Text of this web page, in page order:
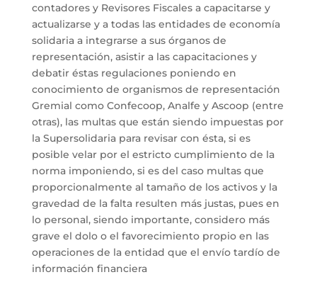
contadores y Revisores Fiscales a capacitarse y
actualizarse y a todas las entidades de economía
solidaria a integrarse a sus órganos de
representación, asistir a las capacitaciones y
debatir éstas regulaciones poniendo en
conocimiento de organismos de representación
Gremial como Confecoop, Analfe y Ascoop (entre
otras), las multas que están siendo impuestas por
la Supersolidaria para revisar con ésta, si es
posible velar por el estricto cumplimiento de la
norma imponiendo, si es del caso multas que
proporcionalmente al tamaño de los activos y la
gravedad de la falta resulten más justas, pues en
lo personal, siendo importante, considero más
grave el dolo o el favorecimiento propio en las
operaciones de la entidad que el envío tardío de
información financiera